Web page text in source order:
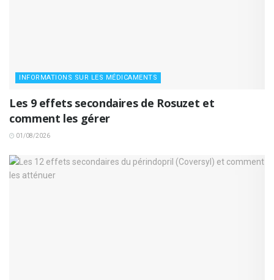
INFORMATIONS SUR LES MÉDICAMENTS
Les 9 effets secondaires de Rosuzet et
comment les gérer
01/08/2026